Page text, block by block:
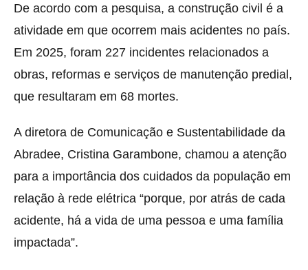
De acordo com a pesquisa, a construção civil é a
atividade em que ocorrem mais acidentes no país.
Em 2025, foram 227 incidentes relacionados a
obras, reformas e serviços de manutenção predial,
que resultaram em 68 mortes.
A diretora de Comunicação e Sustentabilidade da
Abradee, Cristina Garambone, chamou a atenção
para a importância dos cuidados da população em
relação à rede elétrica “porque, por atrás de cada
acidente, há a vida de uma pessoa e uma família
impactada”.